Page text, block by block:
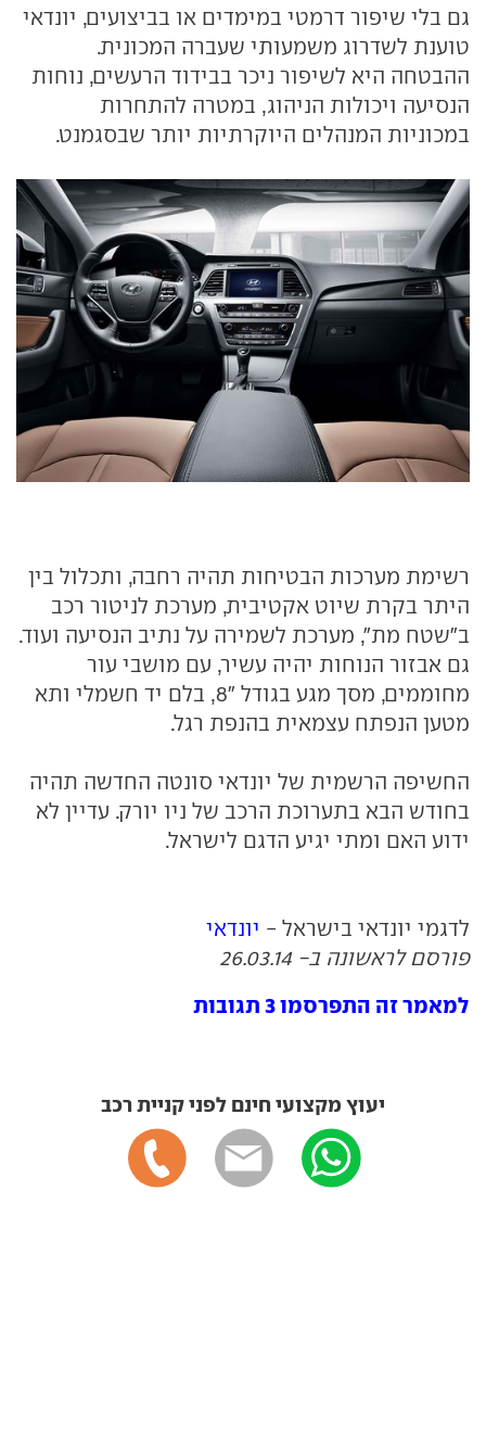
גם בלי שיפור דרמטי במימדים או בביצועים, יונדאי
טוענת לשדרוג משמעותי שעברה המכונית.
ההבטחה היא לשיפור ניכר בבידוד הרעשים, נוחות
הנסיעה ויכולות הניהוג, במטרה להתחרות
במכוניות המנהלים היוקרתיות יותר שבסגמנט.
רשימת מערכות הבטיחות תהיה רחבה, ותכלול בין
היתר בקרת שיוט אקטיבית, מערכת לניטור רכב
ב"שטח מת", מערכת לשמירה על נתיב הנסיעה ועוד.
גם אבזור הנוחות יהיה עשיר, עם מושבי עור
מחוממים, מסך מגע בגודל "8, בלם יד חשמלי ותא
מטען הנפתח עצמאית בהנפת רגל.
החשיפה הרשמית של יונדאי סונטה החדשה תהיה
בחודש הבא בתערוכת הרכב של ניו יורק. עדיין לא
ידוע האם ומתי יגיע הדגם לישראל.
לדגמי יונדאי בישראל - יונדאי
פורסם לראשונה ב- 26.03.14
למאמר זה התפרסמו 3 תגובות
יעוץ מקצועי חינם לפני קניית רכב